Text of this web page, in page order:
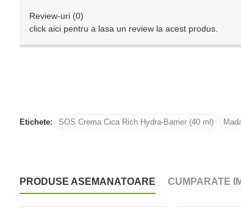
Review-uri (0)
click aici pentru a lasa un review la acest produs.
Etichete: SOS Crema Cica Rich Hydra-Barrier (40 ml)
PRODUSE ASEMANATOARE CUMPARATE